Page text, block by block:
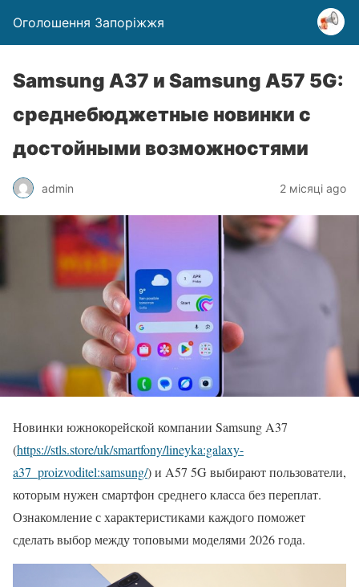
Оголошення Запоріжжя
Samsung A37 и Samsung A57 5G:
среднебюджетные новинки с
достойными возможностями
admin 2 місяці ago
Новинки южнокорейской компании Samsung A37
(https://stls.store/uk/smartfony/lineyka:galaxy-
a37_proizvoditel:samsung/) и A57 5G выбирают пользователи,
которым нужен смартфон среднего класса без переплат.
Ознакомление с характеристиками каждого поможет
сделать выбор между топовыми моделями 2026 года.